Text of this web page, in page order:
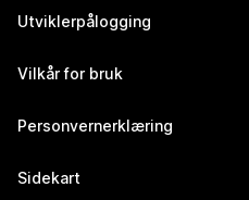
Utviklerpålogging
Vilkår for bruk
Personvernerklæring
Sidekart